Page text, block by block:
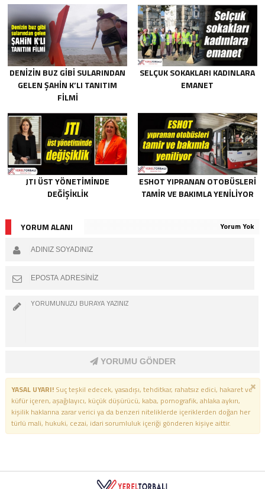
DENIZIN BUZ GIBI SULARINDAN
GELEN ŞAHIN K’LI TANITIM
FILMI
SELÇUK SOKAKLARI KADINLARA
EMANET
JTI ÜST YÖNETIMINDE
DEĞIŞIKLIK
ESHOT YIPRANAN OTOBÜSLERI
TAMIR VE BAKIMLA YENILIYOR
YORUM ALANI Yorum Yok
YORUMU GÖNDER
YASAL UYARI!Suç teşkil edecek, yasadışı, tehditkar, rahatsız edici, hakaret ve
küfür içeren, aşağılayıcı, küçük düşürücü, kaba, pornografik, ahlaka aykırı,
kişilik haklarına zarar verici ya da benzeri niteliklerde içeriklerden doğan her
türlü mali, hukuki, cezai, idari sorumluluk içeriği gönderen kişiye aittir.